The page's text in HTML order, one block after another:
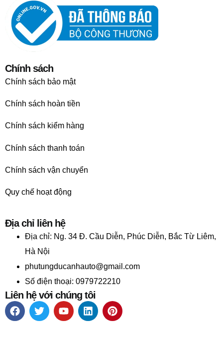
Chính sách
Chính sách bảo mật
Chính sách hoàn tiền
Chính sách kiểm hàng
Chính sách thanh toán
Chính sách vận chuyển
Quy chế hoạt động
Địa chỉ liên hệ
Địa chỉ: Ng. 34 Đ. Cầu Diễn, Phúc Diễn, Bắc Từ Liêm,
Hà Nội
phutungducanhauto@gmail.com
Số điện thoại: 0979722210
Liên hệ với chúng tôi